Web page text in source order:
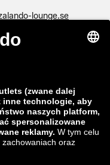
lounge.se
zalando-lounge.dk
lounge.cz
lounge.sk
lounge.hr